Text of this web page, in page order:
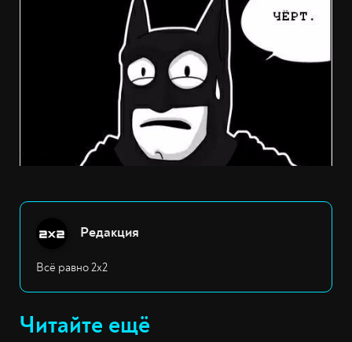
Редакция
Всё равно 2х2
Читайте ещё